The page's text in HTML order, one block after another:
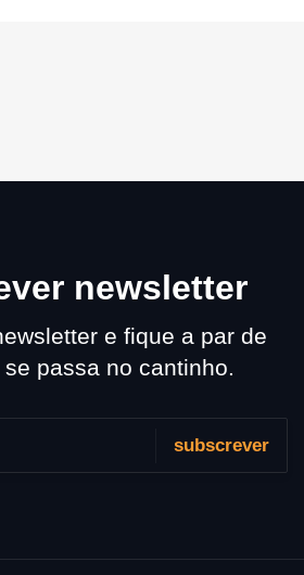
newsletter
e fique a par de
passa no cantinho.